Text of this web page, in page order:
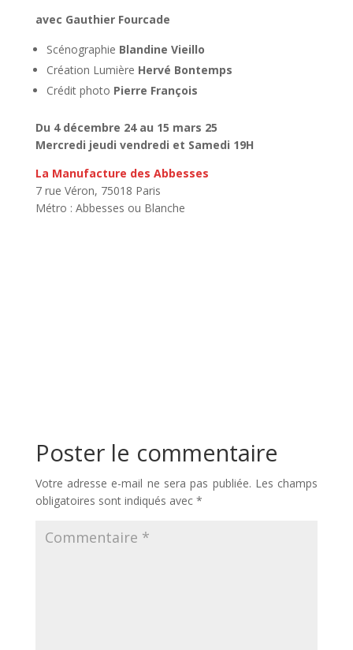
avec Gauthier Fourcade
Scénographie Blandine Vieillo
Création Lumière Hervé Bontemps
Crédit photo Pierre François
Du 4 décembre 24 au 15 mars 25
Mercredi jeudi vendredi et Samedi 19H
La Manufacture des Abbesses
7 rue Véron, 75018 Paris
Métro : Abbesses ou Blanche
Poster le commentaire
Votre adresse e-mail ne sera pas publiée. Les champs
obligatoires sont indiqués avec *